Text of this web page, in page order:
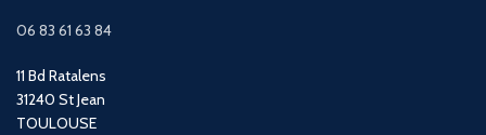
06 83 61 63 84
11 Bd Ratalens
31240 St Jean
TOULOUSE